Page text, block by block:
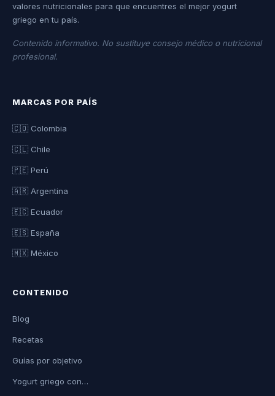
valores nutricionales para que encuentres el mejor yogurt
griego en tu país.
Contenido informativo. No sustituye consejo médico o nutricional
profesional.
MARCAS POR PAÍS
🇨🇴 Colombia
🇨🇱 Chile
🇵🇪 Perú
🇦🇷 Argentina
🇪🇨 Ecuador
🇪🇸 España
🇲🇽 México
CONTENIDO
Blog
Recetas
Guías por objetivo
Yogurt griego con…